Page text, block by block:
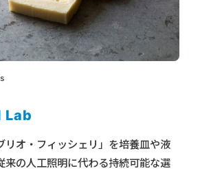
Lab
リオ・フィッシェリ」を培養皿や液
来の人工照明に代わる持続可能な選